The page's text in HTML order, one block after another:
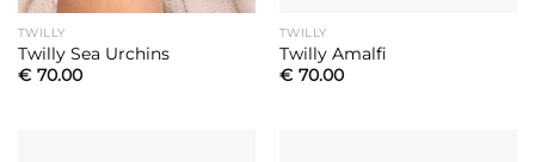
TWILLY
Twilly Sea Urchins
€ 70.00
TWILLY
Twilly Amalfi
€ 70.00